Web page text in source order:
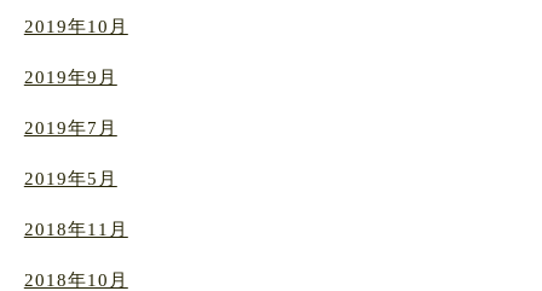
2019年10月
2019年9月
2019年7月
2019年5月
2018年11月
2018年10月